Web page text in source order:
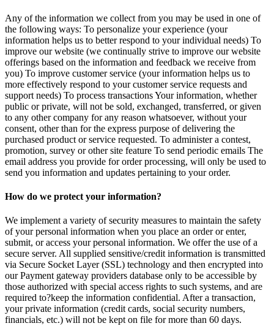
Any of the information we collect from you may be used in one of
the following ways: To personalize your experience (your
information helps us to better respond to your individual needs) To
improve our website (we continually strive to improve our website
offerings based on the information and feedback we receive from
you) To improve customer service (your information helps us to
more effectively respond to your customer service requests and
support needs) To process transactions Your information, whether
public or private, will not be sold, exchanged, transferred, or given
to any other company for any reason whatsoever, without your
consent, other than for the express purpose of delivering the
purchased product or service requested. To administer a contest,
promotion, survey or other site feature To send periodic emails The
email address you provide for order processing, will only be used to
send you information and updates pertaining to your order.
How do we protect your information?
We implement a variety of security measures to maintain the safety
of your personal information when you place an order or enter,
submit, or access your personal information. We offer the use of a
secure server. All supplied sensitive/credit information is transmitted
via Secure Socket Layer (SSL) technology and then encrypted into
our Payment gateway providers database only to be accessible by
those authorized with special access rights to such systems, and are
required to?keep the information confidential. After a transaction,
your private information (credit cards, social security numbers,
financials, etc.) will not be kept on file for more than 60 days.